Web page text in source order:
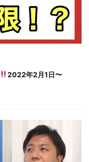
2022年2月1日〜